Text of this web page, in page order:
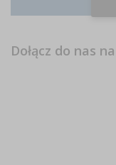
Dołącz do nas